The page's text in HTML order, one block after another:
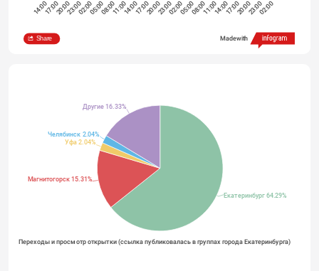
14:0017:0020:0023:0002:0005:0008:0011:0014:0017:0020:0023:0002:0005:0008:0011:0014:0017:0020:0023:0002:00
Share Made with
Екатеринбург 64.29%
Магнитогорск 15.31%
Уфа 2.04%
Челябинск 2.04%
Другие 16.33%
Переходы и просмотр открытки (ссылка публиковалась в группах города Екатеринбурга)